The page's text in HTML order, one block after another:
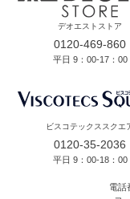
デオエストストア
0120-469-860
平日 9：00-17：00
ビスコテックススクエ
0120-35-2036
平日 9：00-18：00
電話